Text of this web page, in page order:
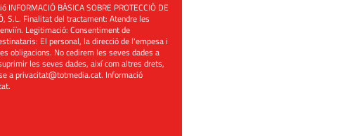
BÀSICA SOBRE PROTECCIÓ DE
S.L. Finalitat del tractament: Atendre les
Legitimació: Consentiment de
El personal, la direcció de l'empesa i
obligacions. No cedirem les seves dades a
les seves dades, així com altres drets,
aprivacitat@totmedia.cat. Informació
.